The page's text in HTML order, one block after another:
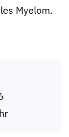
Myelom.